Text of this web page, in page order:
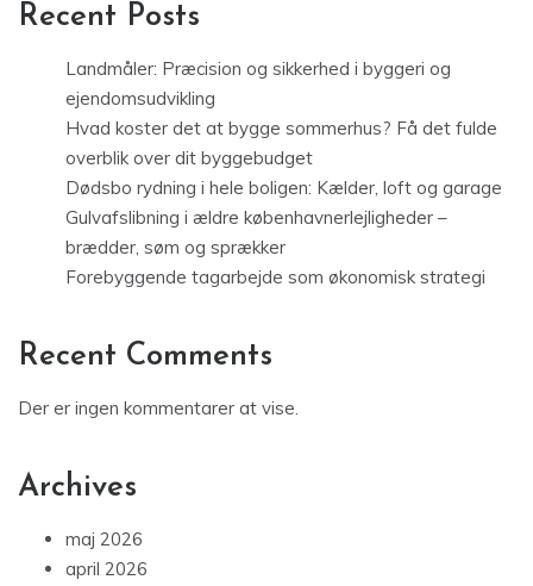
Recent Posts
Landmåler: Præcision og sikkerhed i byggeri og
ejendomsudvikling
Hvad koster det at bygge sommerhus? Få det fulde
overblik over dit byggebudget
Dødsbo rydning i hele boligen: Kælder, loft og garage
Gulvafslibning i ældre københavnerlejligheder –
brædder, søm og sprækker
Forebyggende tagarbejde som økonomisk strategi
Recent Comments
Der er ingen kommentarer at vise.
Archives
maj 2026
april 2026